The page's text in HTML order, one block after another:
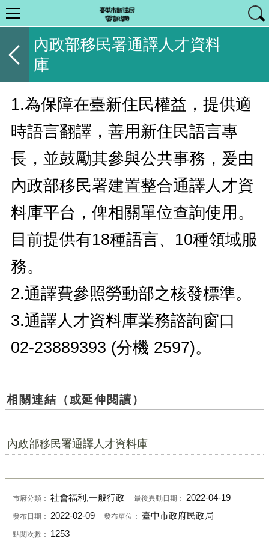
內政部移民署通譯人才資料
庫
1.為保障在臺新住民權益，提供適
時語言翻譯，善用新住民語言專
長，並鼓勵其參與公共事務，爰由
內政部移民署建置整合通譯人才資
料庫平台，俾相關單位查詢使用。
目前提供有18種語言、10種領域服
務。
2.通譯費參照勞動部之核發標準。
3.通譯人才資料庫業務諮詢窗口
02-23889393 (分機 2597)。
相關連結（或延伸閱讀）
內政部移民署通譯人才資料庫
市府分類： 社會福利,一般行政 最後異動日期： 2022-04-19
發布日期： 2022-02-09 發布單位： 臺中市政府民政局
點閱次數： 1253